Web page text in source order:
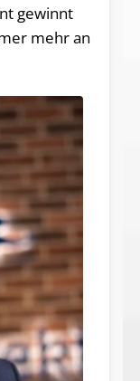
gewinnt
mehr an